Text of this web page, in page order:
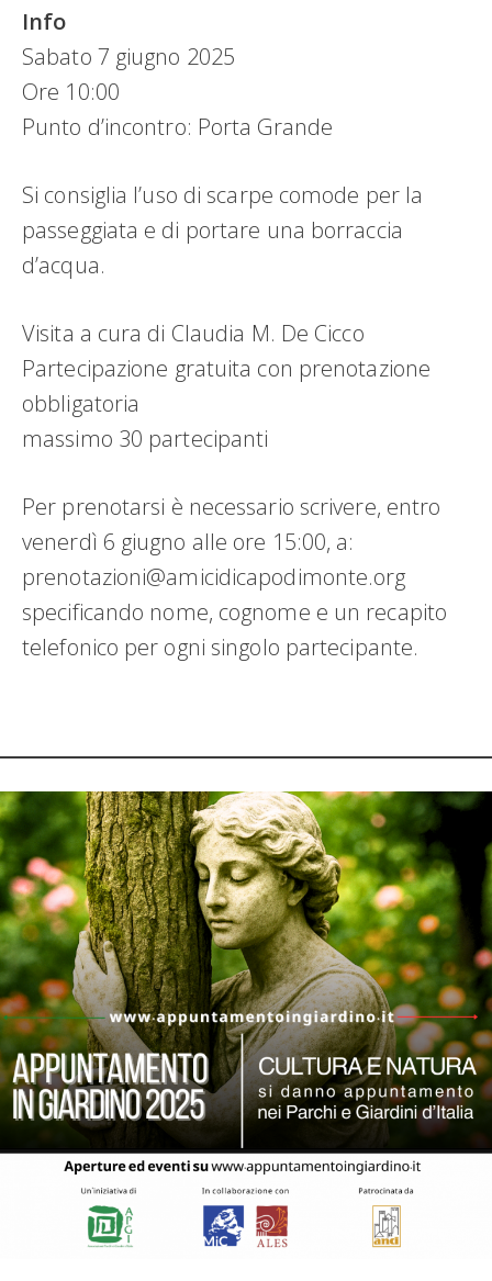
Info
Sabato 7 giugno 2025
Ore 10:00
Punto d’incontro: Porta Grande
Si consiglia l’uso di scarpe comode per la
passeggiata e di portare una borraccia
d’acqua.
Visita a cura di Claudia M. De Cicco
Partecipazione gratuita con prenotazione
obbligatoria
massimo 30 partecipanti
Per prenotarsi è necessario scrivere, entro
venerdì 6 giugno alle ore 15:00, a:
prenotazioni@amicidicapodimonte.org
specificando nome, cognome e un recapito
telefonico per ogni singolo partecipante.